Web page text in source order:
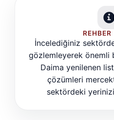
İncelediğiniz
gözlemleyerek önemli
Daima yenilenen
çözümleri
sektördeki